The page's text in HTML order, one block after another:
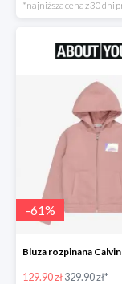
-61%
129.90 zł329.90 zł*